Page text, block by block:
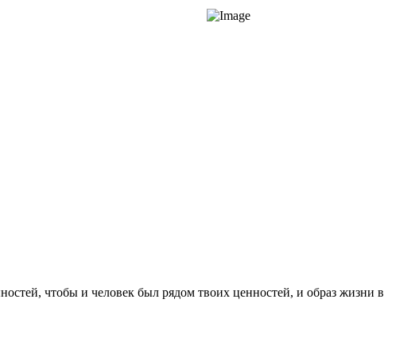
чтобы и человек был рядом твоих ценностей, и образ жизни в